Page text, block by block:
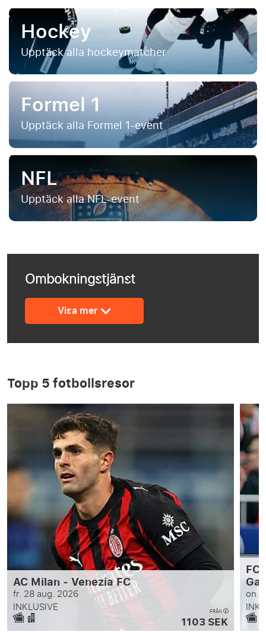
Hockey
Upptäck alla hockeymatcher
Formel 1
Upptäck alla Formel 1-event
NFL
Upptäck alla NFL-event
Ombokningstjänst
Visa mer
Topp 5 fotbollsresor
AC Milan - Venezia FC
fr. 28 aug. 2026
INKLUSIVE
FRÅN
1103 SEK
FC
on.